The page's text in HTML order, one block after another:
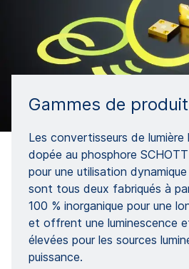
Gammes de produit
Les convertisseurs de lumière
dopée au phosphore
pour une utilisation
sont tous deux fabriqués à
100 % inorganique pour une
et offrent une luminescence
élevées pour les sources
puissance.